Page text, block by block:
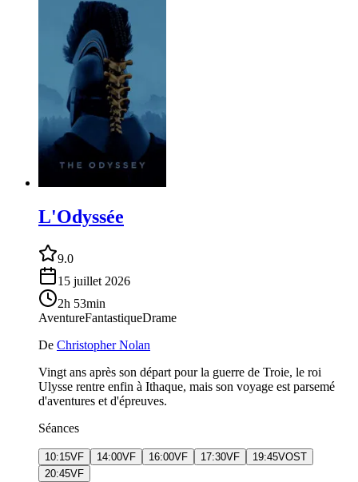
L'Odyssée
9.0
15 juillet 2026
2h 53min
AventureFantastiqueDrame
De Christopher Nolan
Vingt ans après son départ pour la guerre de Troie, le roi
Ulysse rentre enfin à Ithaque, mais son voyage est parsemé
d'aventures et d'épreuves.
Séances
10:15VF 14:00VF 16:00VF 17:30VF 19:45VOST
20:45VF